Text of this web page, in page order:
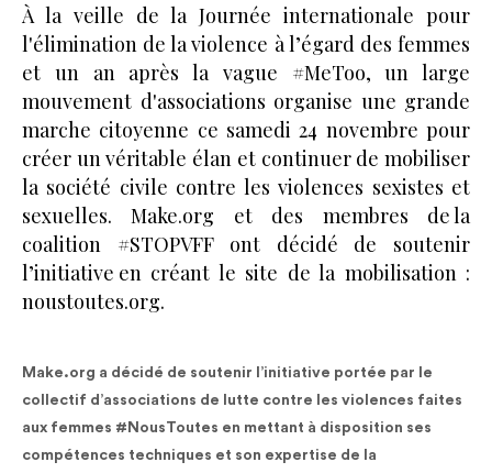
À la veille de la Journée internationale pour
l'élimination de la violence à l’égard des femmes
et un an après la vague #MeToo, un large
mouvement d'associations organise une grande
marche citoyenne ce samedi 24 novembre pour
créer un véritable élan et continuer de mobiliser
la société civile contre les violences sexistes et
sexuelles. Make.org et des membres de la
coalition #STOPVFF ont décidé de soutenir
l’initiative en créant le site de la mobilisation :
noustoutes.org.
Make.org a décidé de soutenir l’initiative portée par le
collectif d’associations de lutte contre les violences faites
aux femmes #NousToutes en mettant à disposition ses
compétences techniques et son expertise de la